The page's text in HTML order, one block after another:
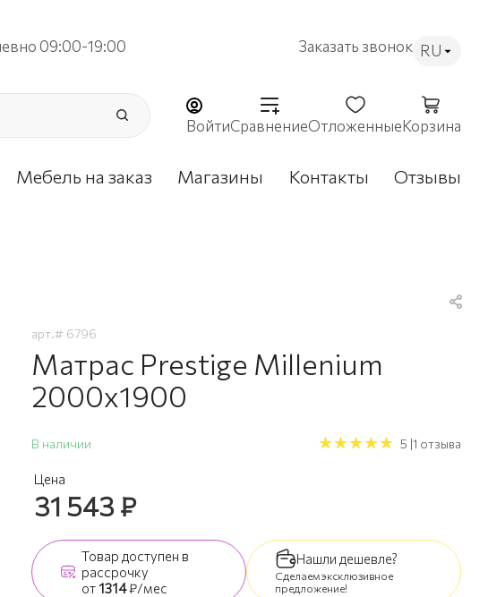
09:00-19:00 Заказать звонок RU
ВойтиСравнениеОтложенныеКорзина
Мебель на заказ Магазины Контакты Отзывы
арт.# 6796
Матрас Prestige Millenium
2000х1900
В наличии 5 |1 отзыва
Цена
31 543₽
Товар доступен в
рассрочку
от 1314₽/мес
Нашли дешевле?
Сделаем эксклюзивное
предложение!